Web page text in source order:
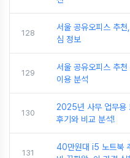
128
서울 공유오피스 추
심 정보
129
서울 공유오피스 추
이용 분석
130
2025년 사무 업무용
후기와 비교 분석!
131
40만원대 i5 노트북